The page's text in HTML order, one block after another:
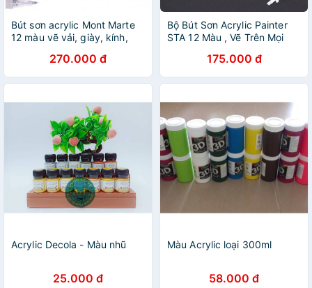
Bút sơn acrylic Mont Marte
12 màu vẽ vải, giày, kính,
270.000 đ
Bộ Bút Sơn Acrylic Painter
STA 12 Màu , Vẽ Trên Mọi
175.000 đ
Acrylic Decola - Màu nhũ
25.000 đ
Màu Acrylic loại 300ml
58.000 đ